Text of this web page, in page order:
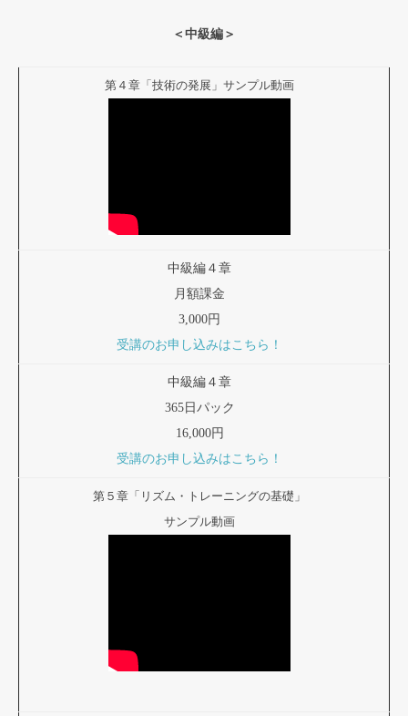
＜中級編＞
第４章「技術の発展」サンプル動画
中級編４章
月額課金
3,000円
受講のお申し込みはこちら！
中級編４章
365日パック
16,000円
受講のお申し込みはこちら！
第５章「リズム・トレーニングの基礎」
サンプル動画